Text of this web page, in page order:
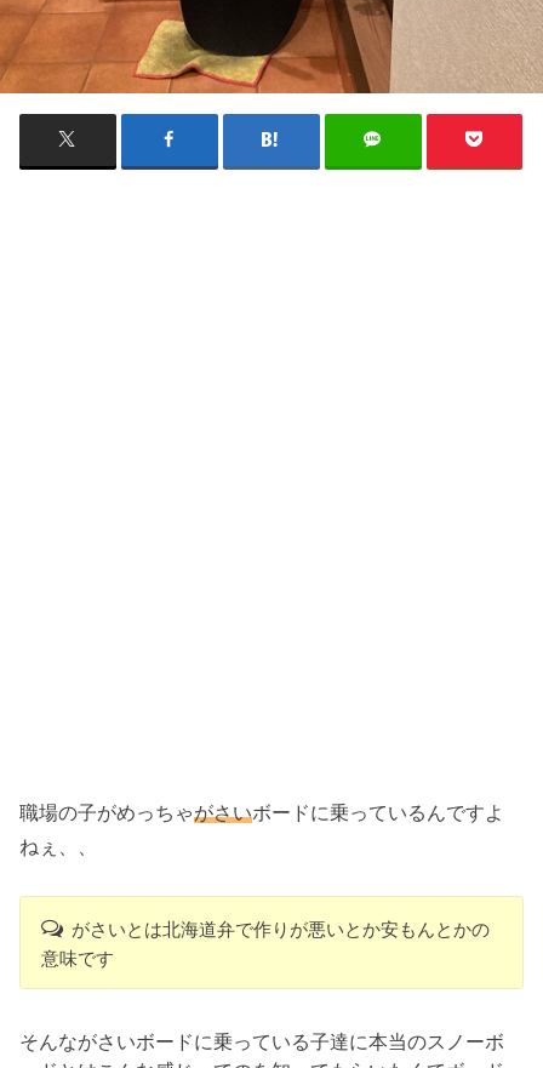
職場の子がめっちゃがさいボードに乗っているんですよ
ねぇ、、
がさいとは北海道弁で作りが悪いとか安もんとかの
意味です
そんながさいボードに乗っている子達に本当のスノーボ